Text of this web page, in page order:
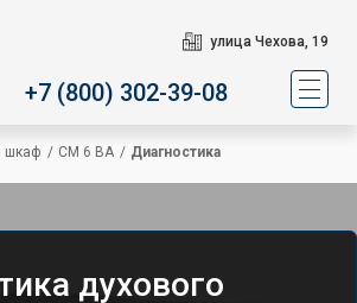
улица Чехова, 19
+7 (800) 302-39-08
шкаф / CM 6 BA / Диагностика
духового